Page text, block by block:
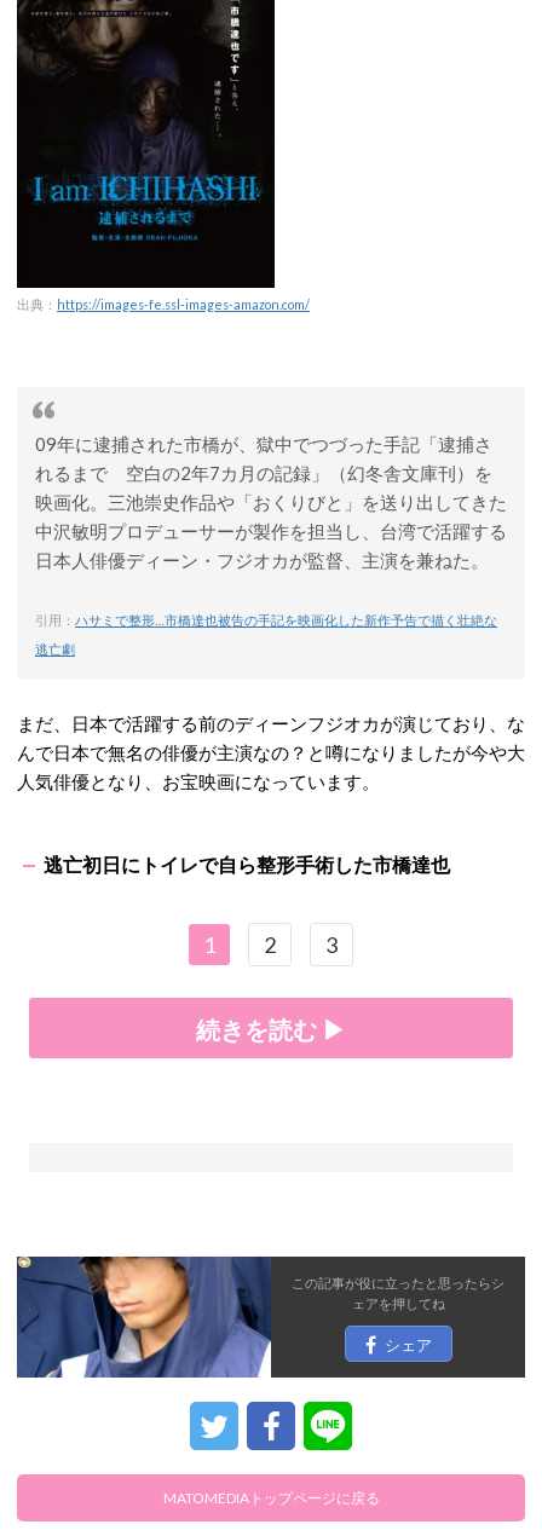
出典： https://images-fe.ssl-images-amazon.com/
09年に逮捕された市橋が、獄中でつづった手記「逮捕さ
れるまで 空白の2年7カ月の記録」（幻冬舎文庫刊）を
映画化。三池崇史作品や「おくりびと」を送り出してきた
中沢敏明プロデューサーが製作を担当し、台湾で活躍する
日本人俳優ディーン・フジオカが監督、主演を兼ねた。
引用： ハサミで整形…市橋達也被告の手記を映画化した新作予告で描く壮絶な
逃亡劇
まだ、日本で活躍する前のディーンフジオカが演じており、な
んで日本で無名の俳優が主演なの？と噂になりましたが今や大
人気俳優となり、お宝映画になっています。
逃亡初日にトイレで自ら整形手術した市橋達也
1 2 3
続きを読む ▶
この記事が役に立ったと思ったらシ
ェアを押してね
シェア
MATOMEDIAトップページに戻る